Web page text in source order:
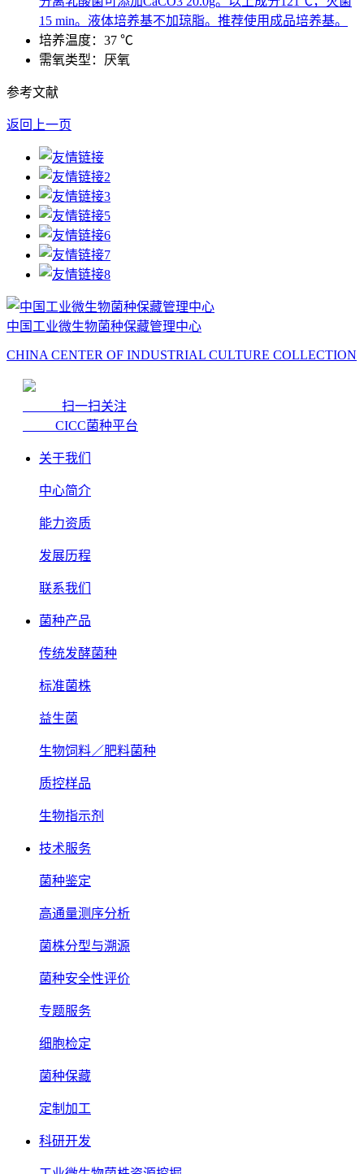
15 min。液体培养基不加琼脂。推荐使用成品培养基。
培养温度：37 ℃
需氧类型：厌氧
参考文献
返回上一页
中国工业微生物菌种保藏管理中心
CHINA CENTER OF INDUSTRIAL CULTURE COLLECTION
扫一扫关注
CICC菌种平台
关于我们
中心简介
能力资质
发展历程
联系我们
菌种产品
传统发酵菌种
标准菌株
益生菌
生物饲料／肥料菌种
质控样品
生物指示剂
技术服务
菌种鉴定
高通量测序分析
菌株分型与溯源
菌种安全性评价
专题服务
细胞检定
菌种保藏
定制加工
科研开发